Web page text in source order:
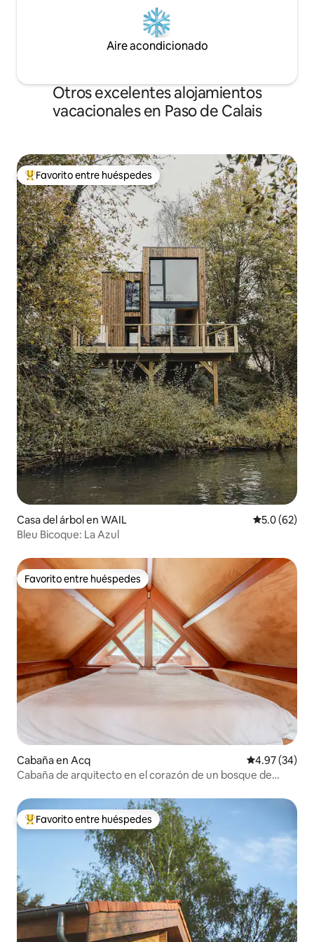
Aire acondicionado
Otros excelentes alojamientos
vacacionales en Paso de Calais
De los mejores en Favorito entre huéspedes
Favorito entre huéspedes
Casa del árbol en WAIL Calificación
5.0 (62)
Bleu Bicoque: La Azul
Favorito entre huéspedes
Favorito entre huéspedes
Cabaña en Acq Calificación
4.97 (34)
Cabaña de arquitecto en el corazón de un bosque de
De los mejores en Favorito entre huéspedes
Favorito entre huéspedes